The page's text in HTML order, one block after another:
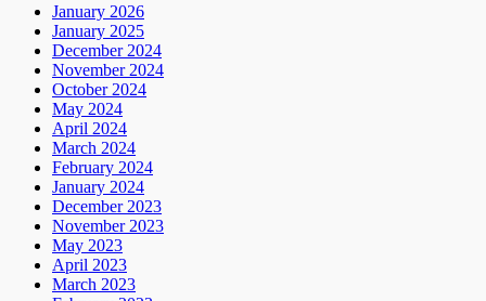
January 2026
January 2025
December 2024
November 2024
October 2024
May 2024
April 2024
March 2024
February 2024
January 2024
December 2023
November 2023
May 2023
April 2023
March 2023